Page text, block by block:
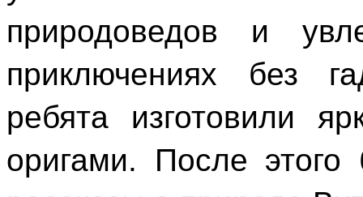
природоведов и
приключениях без
ребята изготовили
оригами. После этого